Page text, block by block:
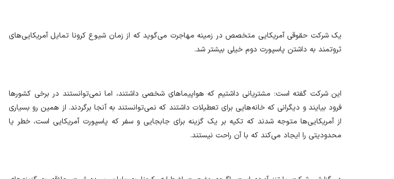
یک شرکت حقوقی آمریکایی متخصص در زمینه مهاجرت می‌گوید که از زمان شیوع کرونا تمایل آمریکایی‌های
ثروتمند به داشتن پاسپورت دوم خیلی بیشتر شد.
این شرکت گفته است: مشتریانی داشتیم که هواپیما‌های شخصی داشتند، اما نمی‌توانستند در برخی کشور‌ها
فرود بیایند و دیگرانی که خانه‌هایی برای تعطیلات داشتند که نمی‌توانستند به آنجا برگردند. از همین رو بسیاری
از آمریکایی‌ها متوجه شدند که تکیه بر یک گزینه برای جابجایی و سفر که پاسپورت آمریکایی است، خطر یا
محدودیتی را ایجاد می‌کند که با آن راحت نیستند.